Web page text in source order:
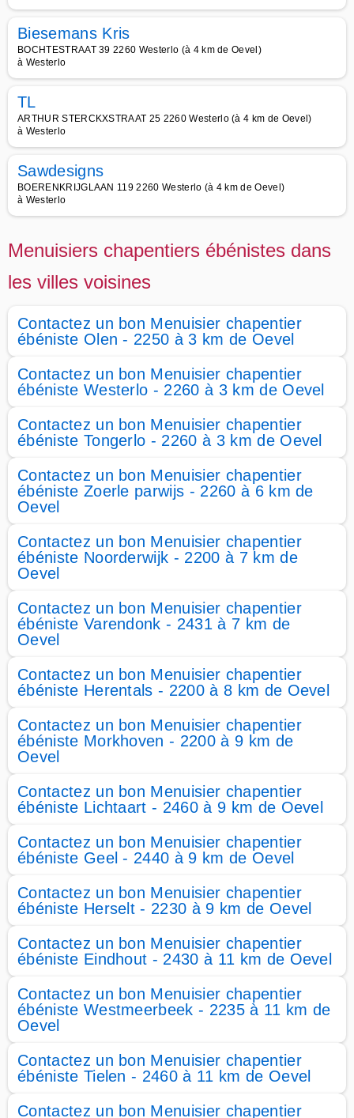
Biesemans Kris
BOCHTESTRAAT 39 2260 Westerlo (à 4 km de Oevel)
à Westerlo
TL
ARTHUR STERCKXSTRAAT 25 2260 Westerlo (à 4 km de Oevel)
à Westerlo
Sawdesigns
BOERENKRIJGLAAN 119 2260 Westerlo (à 4 km de Oevel)
à Westerlo
Menuisiers chapentiers ébénistes dans
les villes voisines
Contactez un bon Menuisier chapentier
ébéniste Olen - 2250 à 3 km de Oevel
Contactez un bon Menuisier chapentier
ébéniste Westerlo - 2260 à 3 km de Oevel
Contactez un bon Menuisier chapentier
ébéniste Tongerlo - 2260 à 3 km de Oevel
Contactez un bon Menuisier chapentier
ébéniste Zoerle parwijs - 2260 à 6 km de
Oevel
Contactez un bon Menuisier chapentier
ébéniste Noorderwijk - 2200 à 7 km de
Oevel
Contactez un bon Menuisier chapentier
ébéniste Varendonk - 2431 à 7 km de
Oevel
Contactez un bon Menuisier chapentier
ébéniste Herentals - 2200 à 8 km de Oevel
Contactez un bon Menuisier chapentier
ébéniste Morkhoven - 2200 à 9 km de
Oevel
Contactez un bon Menuisier chapentier
ébéniste Lichtaart - 2460 à 9 km de Oevel
Contactez un bon Menuisier chapentier
ébéniste Geel - 2440 à 9 km de Oevel
Contactez un bon Menuisier chapentier
ébéniste Herselt - 2230 à 9 km de Oevel
Contactez un bon Menuisier chapentier
ébéniste Eindhout - 2430 à 11 km de Oevel
Contactez un bon Menuisier chapentier
ébéniste Westmeerbeek - 2235 à 11 km de
Oevel
Contactez un bon Menuisier chapentier
ébéniste Tielen - 2460 à 11 km de Oevel
Contactez un bon Menuisier chapentier